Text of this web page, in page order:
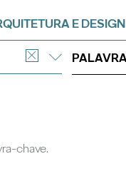
E DESIGN
chave.